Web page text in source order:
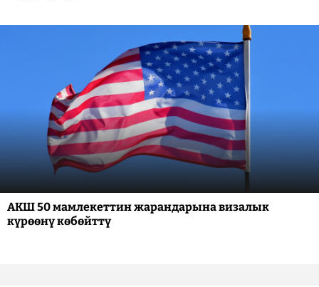
АКШ 50 мамлекеттин жарандарына визалык
күрөөнү көбөйттү